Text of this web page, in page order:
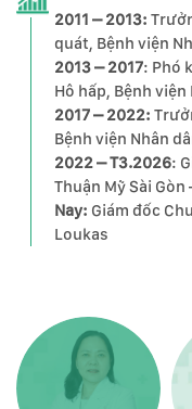
2011 – 2013:
quát, Bệnh viện
2013 – 2017: Phó
Hô hấp, Bệnh viện
2017 – 2022:
Bệnh viện Nhân
2022 – T3.2026:
Thuận Mỹ Sài Gòn
Nay: Giám đốc
Loukas